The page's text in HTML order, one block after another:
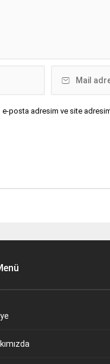
posta adresim ve site